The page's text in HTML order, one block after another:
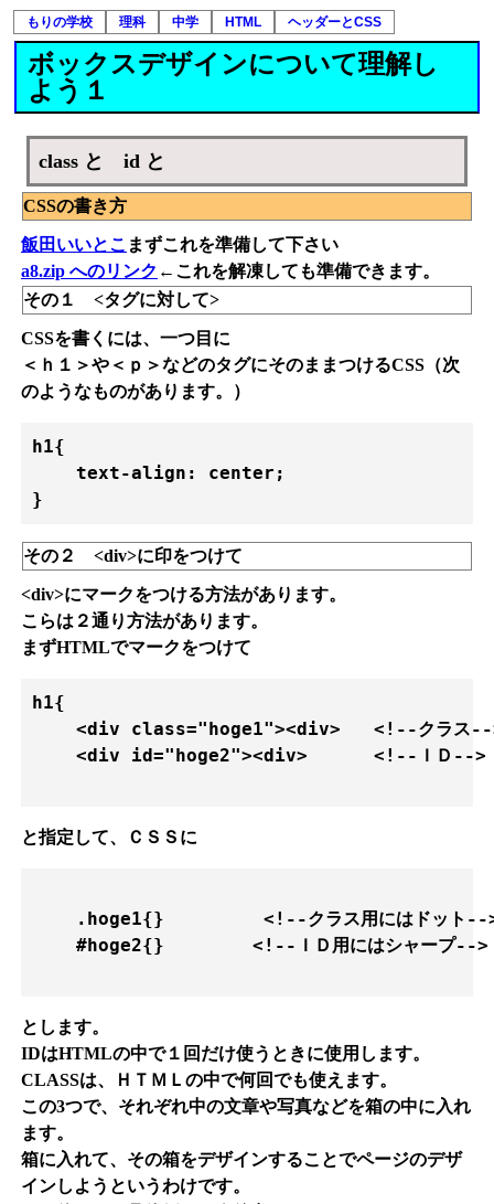
もりの学校 理科 中学 HTML ヘッダーとCSS
ボックスデザインについて理解し
よう１
class と id と
CSSの書き方
飯田いいとこ まずこれを準備して下さい
a8.zip へのリンク ←これを解凍しても準備できます。
その１ <タグに対して>
CSSを書くには、一つ目に
＜ｈ１＞や＜ｐ＞などのタグにそのままつけるCSS（次
のようなものがあります。）
h1{
    text-align: center;
}
その２ <div>に印をつけて
<div>にマークをつける方法があります。
こらは２通り方法があります。
まずHTMLでマークをつけて
h1{
<div class="hoge1"><div>   <!--クラス
    <div id="hoge2"><div>      <!--ＩＤ-->
と指定して、ＣＳＳに
.hoge1{}         <!--クラス用にはドット--
    #hoge2{}        <!--ＩＤ用にはシャープ-->
とします。
IDはHTMLの中で１回だけ使うときに使用します。
CLASSは、ＨＴＭＬの中で何回でも使えます。
この3つで、それぞれ中の文章や写真などを箱の中に入れ
ます。
箱に入れて、その箱をデザインすることでページのデザ
インしようというわけです。